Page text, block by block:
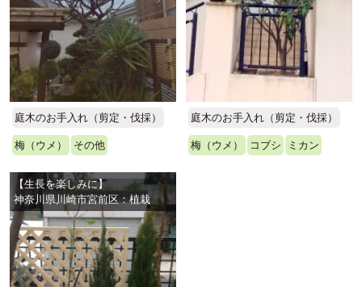
庭木のお手入れ（剪定・伐採）
梅（ウメ） その他
庭木のお手入れ（剪定・伐採）
梅（ウメ） コブシ ミカン
【生長を楽しみに】
神奈川県川崎市宮前区：植栽